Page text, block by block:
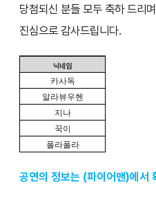
당첨되신 분들 모두 축하 드리
진심으로 감사드립니다.
닉네임
카사독
알라뷰우헨
지나
꾹이
폴라폴라
공연의 정보는 (파이어맨)에서